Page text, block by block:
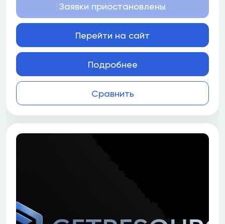
Сравнить
Заявки приостановлены
Перейти на сайт
Подробнее